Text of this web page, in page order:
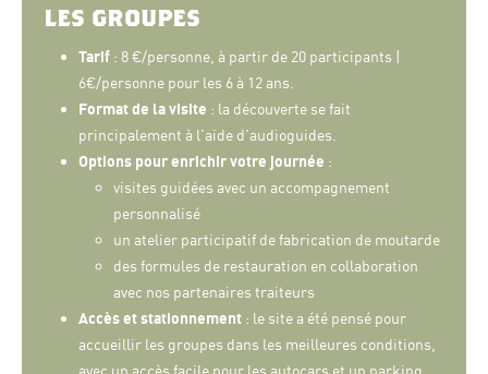
les groupes
Tarif : 8 €/personne, à partir de 20 participants |
6€/personne pour les 6 à 12 ans.
Format de la visite : la découverte se fait
principalement à l'aide d'audioguides.
Options pour enrichir votre journée :
visites guidées avec un accompagnement
personnalisé
un atelier participatif de fabrication de moutarde
des formules de restauration en collaboration
avec nos partenaires traiteurs
Accès et stationnement : le site a été pensé pour
accueillir les groupes dans les meilleures conditions,
avec un accès facile pour les autocars et un parking